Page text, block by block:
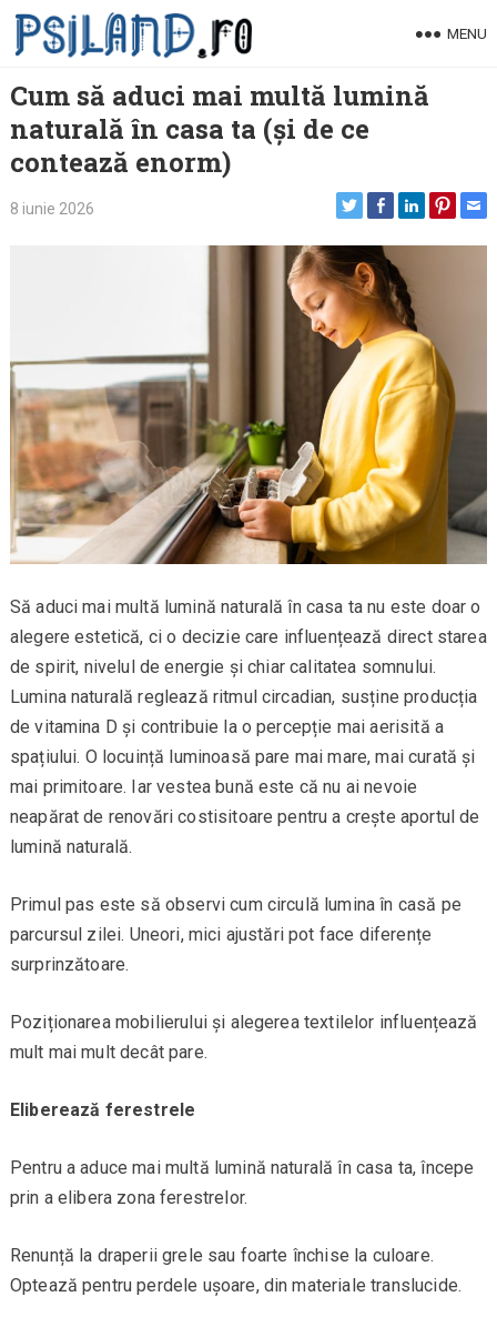
Skip
MENU
Cum să aduci mai multă lumină
naturală în casa ta (și de ce
contează enorm)
8 iunie 2026
Să aduci mai multă lumină naturală în casa ta nu este doar o
alegere estetică, ci o decizie care influențează direct starea
de spirit, nivelul de energie și chiar calitatea somnului.
Lumina naturală reglează ritmul circadian, susține producția
de vitamina D și contribuie la o percepție mai aerisită a
spațiului. O locuință luminoasă pare mai mare, mai curată și
mai primitoare. Iar vestea bună este că nu ai nevoie
neapărat de renovări costisitoare pentru a crește aportul de
lumină naturală.
Primul pas este să observi cum circulă lumina în casă pe
parcursul zilei. Uneori, mici ajustări pot face diferențe
surprinzătoare.
Poziționarea mobilierului și alegerea textilelor influențează
mult mai mult decât pare.
Eliberează ferestrele
Pentru a aduce mai multă lumină naturală în casa ta, începe
prin a elibera zona ferestrelor.
Renunță la draperii grele sau foarte închise la culoare.
Optează pentru perdele ușoare, din materiale translucide.